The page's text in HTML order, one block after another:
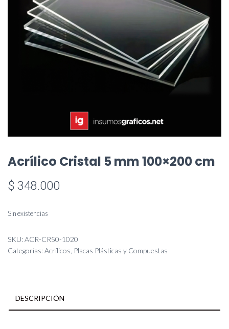
Acrílico Cristal 5 mm 100×200 cm
$ 348.000
Sin existencias
SKU:ACR-CR50-1020
Categorías:Acrílicos Placas Plásticas y Compuestas
DESCRIPCIÓN